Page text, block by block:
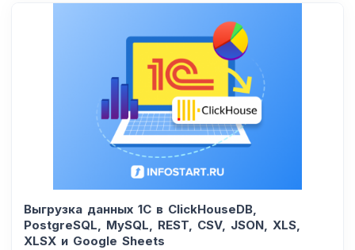
Выгрузка данных 1С в ClickHouseDB,
PostgreSQL, MySQL, REST, CSV, JSON, XLS,
XLSX и Google Sheets